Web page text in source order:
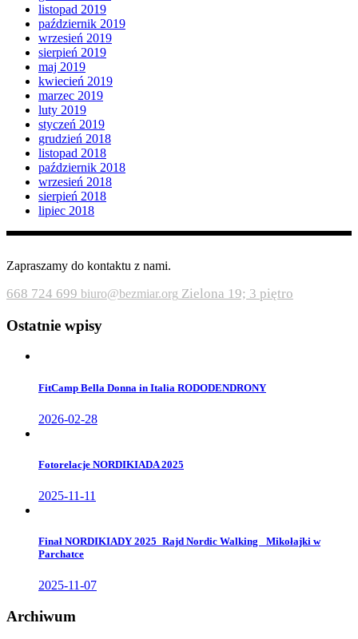
listopad 2019
październik 2019
wrzesień 2019
sierpień 2019
maj 2019
kwiecień 2019
marzec 2019
luty 2019
styczeń 2019
grudzień 2018
listopad 2018
październik 2018
wrzesień 2018
sierpień 2018
lipiec 2018
Zapraszamy do kontaktu z nami.
668 724 699 biuro@bezmiar.org Zielona 19; 3 piętro
Ostatnie wpisy
FitCamp Bella Donna in Italia RODODENDRONY
2026-02-28
Fotorelacje NORDIKIADA 2025
2025-11-11
Finał NORDIKIADY 2025_Rajd Nordic Walking _Mikołajki w
Parchatce
2025-11-07
Archiwum